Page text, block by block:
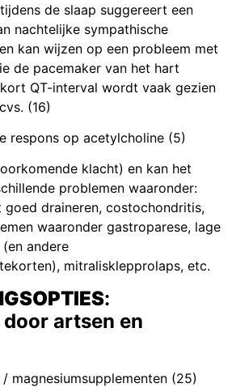
de slaap suggereert een
nachtelijke sympathische
kan wijzen op een probleem met
de pacemaker van het hart
QT-interval wordt vaak gezien
(16)
respons op acetylcholine (5)
klacht) en kan het
problemen waaronder:
goed draineren, costochondritis,
waaronder gastroparese, lage
andere
mitralisklepprolaps, etc.
:
artsen en
magnesiumsupplementen (25)